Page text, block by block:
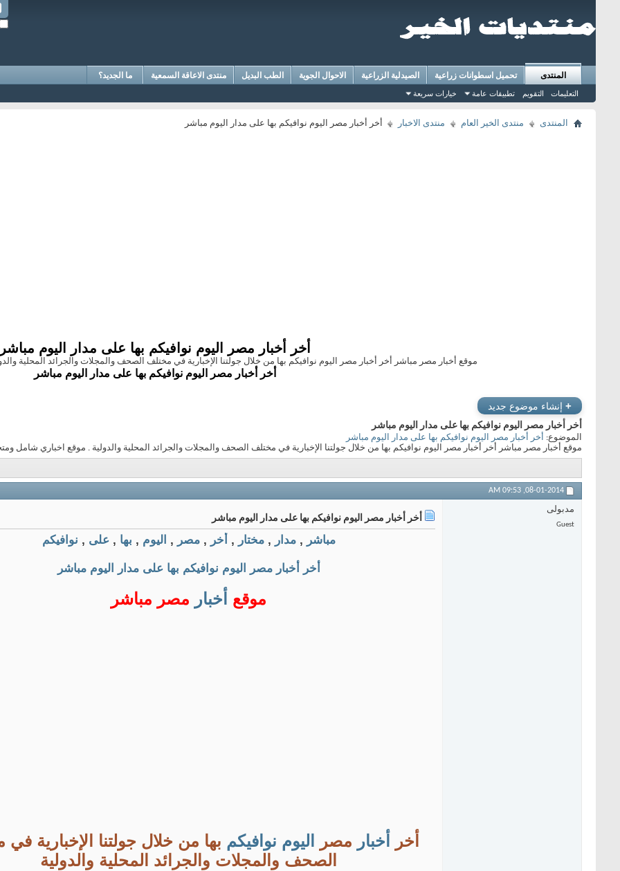
المنتدى
التعليمات التقويم تطبيقات عامة خيارات سريعة
تحميل اسطوانات زراعية الصيدلية الزراعية الاحوال الجوية الطب البديل منتدى الاعاقة السمعية ما الجديد؟
المنتدى منتدى الخير العام منتدى الاخبار أخر أخبار مصر اليوم نوافيكم بها على مدار اليوم مباشر
أخر أخبار مصر اليوم نوافيكم بها على مدار اليوم مباشر
موقع أخبار مصر مباشر أخر أخبار مصر اليوم نوافيكم بها من خلال جولتنا الإخبارية في مختلف الصحف والمجلات والجرائد المحلية
أخر أخبار مصر اليوم نوافيكم بها على مدار اليوم مباشر
+ إنشاء موضوع جديد
أخر أخبار مصر اليوم نوافيكم بها على مدار اليوم مباشر
الموضوع:
أخر أخبار مصر اليوم نوافيكم بها على مدار اليوم مباشر
موقع أخبار مصر مباشر أخر أخبار مصر اليوم نوافيكم بها من خلال جولتنا الإخبارية في مختلف الصحف والمجلات والجرائد المحلية والدولية . موقع اخباري شامل
08-01-2014,
09:53 AM
مدبولى
Guest
أخر أخبار مصر اليوم نوافيكم بها على مدار اليوم مباشر
مباشر ,مدار ,مختار , أخر ,مصر , اليوم , بها ,على , نوافيكم
أخر أخبار مصر اليوم نوافيكم بها على مدار اليوم مباشر
موقع أخبار مصر مباشر
أخر أخبار مصر اليوم نوافيكم بها من خلال جولتنا الإخبارية
الصحف والمجلات والجرائد المحلية والدولية